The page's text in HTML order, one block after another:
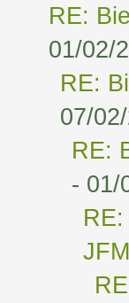
RE:
01/02/
RE:
07/
RE:
- 01/
JFM